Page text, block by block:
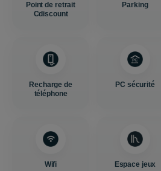
Point de retrait
Cdiscount
Parking
Recharge de
téléphone
PC sécurité
Wifi Espace jeux